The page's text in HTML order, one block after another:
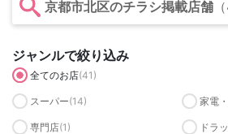
京都市北区のチラシ掲載店舗
ジャンルで絞り込み
全てのお店(41)
スーパー(14) 家電
専門店(1) ドラ